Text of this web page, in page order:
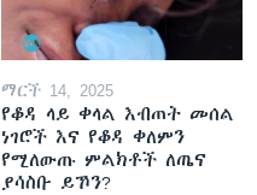
ማርች 14, 2025
የቆዳ ላይ ቀላል እብጠት መሰል
ነገሮች እና የቆዳ ቀለምን
የሚለውጡ ምልክቶች ለጤና
ያሳስቡ ይኾን?